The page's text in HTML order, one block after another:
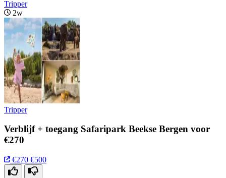
Tripper
2w
Tripper
Verblijf + toegang Safaripark Beekse Bergen voor
€270
€270 €500